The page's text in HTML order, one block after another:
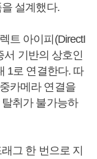
설계했다.
트 아이피(DirectI
서 기반의 상호인
1로 연결한다. 따
카메라 연결을
취가 불가능하
그 한 번으로 지